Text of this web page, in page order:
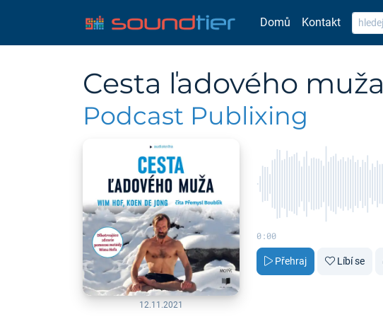
Domů Kontakt
Cesta ľadového muža
Podcast Publixing
12.11.2021
0:00
Přehraj Líbí se